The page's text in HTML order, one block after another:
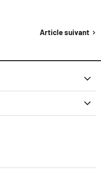
Article suivant